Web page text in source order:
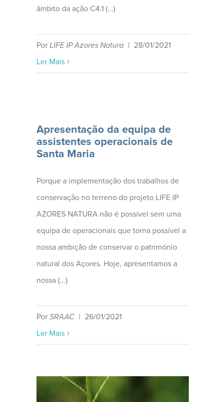
âmbito da ação C4.1 (...)
Por LIFE IP Azores Natura | 28/01/2021
Ler Mais
Apresentação da equipa de
assistentes operacionais de
Santa Maria
Porque a implementação dos trabalhos de
conservação no terreno do projeto LIFE IP
AZORES NATURA não é possível sem uma
equipa de operacionais que torna possível a
nossa ambição de conservar o património
natural dos Açores. Hoje, apresentamos a
nossa (...)
Por SRAAC | 26/01/2021
Ler Mais